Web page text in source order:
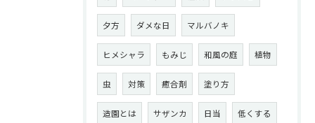
夕方 ダメな日 マルバノキ
ヒメシャラ もみじ 和風の庭 植物
虫 対策 癒合剤 塗り方
造園とは サザンカ 日当 低くする